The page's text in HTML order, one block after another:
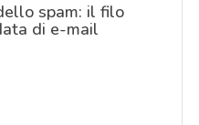
spam: il filo
di e-mail